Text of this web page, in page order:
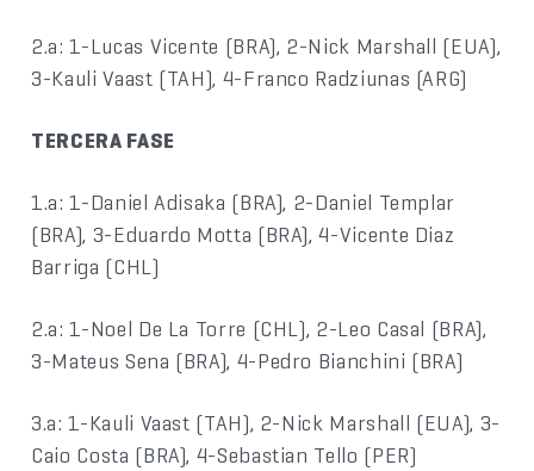
2.a: 1-Lucas Vicente (BRA), 2-Nick Marshall (EUA),
3-Kauli Vaast (TAH), 4-Franco Radziunas (ARG)
TERCERA FASE
1.a: 1-Daniel Adisaka (BRA), 2-Daniel Templar
(BRA), 3-Eduardo Motta (BRA), 4-Vicente Diaz
Barriga (CHL)
2.a: 1-Noel De La Torre (CHL), 2-Leo Casal (BRA),
3-Mateus Sena (BRA), 4-Pedro Bianchini (BRA)
3.a: 1-Kauli Vaast (TAH), 2-Nick Marshall (EUA), 3-
Caio Costa (BRA), 4-Sebastian Tello (PER)